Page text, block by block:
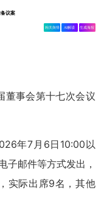
议案
相关舆情 AI解读 生成海报
董事会第十七次会议
年7月6日10:00以
子邮件等方式发出，
实际出席9名，其他